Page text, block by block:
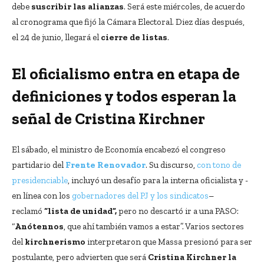
debe suscribir las alianzas. Será este miércoles, de acuerdo
al cronograma que fijó la Cámara Electoral. Diez días después,
el 24 de junio, llegará elcierre de listas.
El oficialismo entra en etapa de
definiciones y todos esperan la
señal de Cristina Kirchner
El sábado, el ministro de Economía encabezó el congreso
partidario delFrente Renovador. Su discurso, con tono de
presidenciable, incluyó un desafío para la interna oficialista y -
en línea con los gobernadores del PJ y los sindicatos–
reclamó “lista de unidad”,pero no descartó ir a una PASO:
“Anótennos, que ahí también vamos a estar”. Varios sectores
delkirchnerismo interpretaron que Massa presionó para ser
postulante, pero advierten que será Cristina Kirchner la